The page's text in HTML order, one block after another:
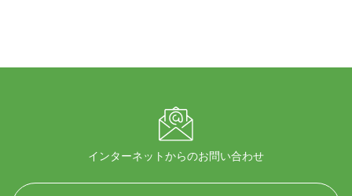
インターネットからのお問い合わせ